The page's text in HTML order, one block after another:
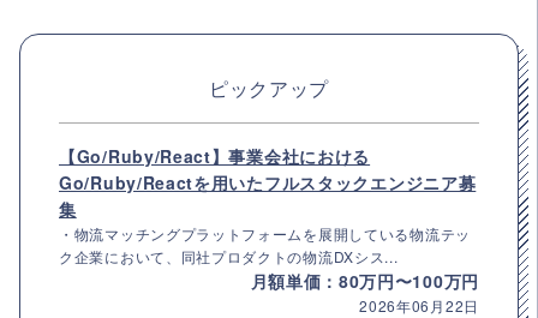
ピックアップ
【Go/Ruby/React】事業会社における
Go/Ruby/Reactを用いたフルスタックエンジニア募
集
・物流マッチングプラットフォームを展開している物流テッ
ク企業において、同社プロダクトの物流DXシス...
月額単価：80万円〜100万円
2026年06月22日